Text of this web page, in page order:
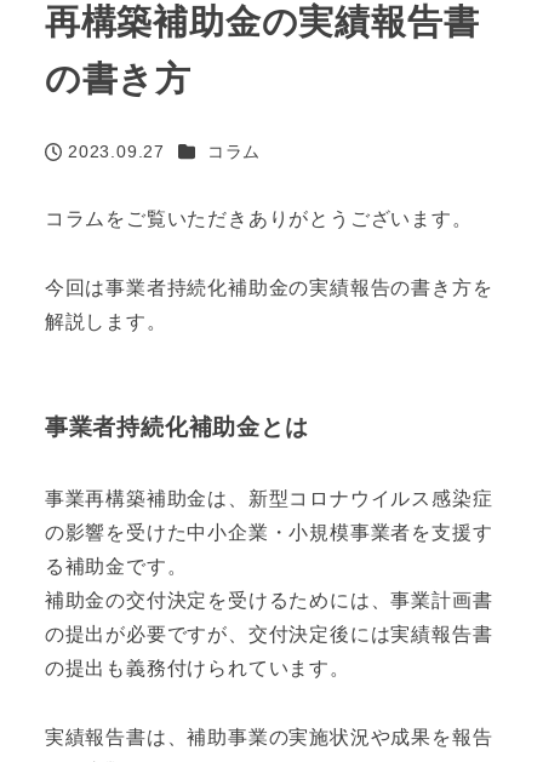
再構築補助金の実績報告書
の書き方
投稿日
2023.09.27 カテゴリー
コラム
コラムをご覧いただきありがとうございます。
今回は事業者持続化補助金の実績報告の書き方を
解説します。
事業者持続化補助金とは
事業再構築補助金は、新型コロナウイルス感染症
の影響を受けた中小企業・小規模事業者を支援す
る補助金です。
補助金の交付決定を受けるためには、事業計画書
の提出が必要ですが、交付決定後には実績報告書
の提出も義務付けられています。
実績報告書は、補助事業の実施状況や成果を報告